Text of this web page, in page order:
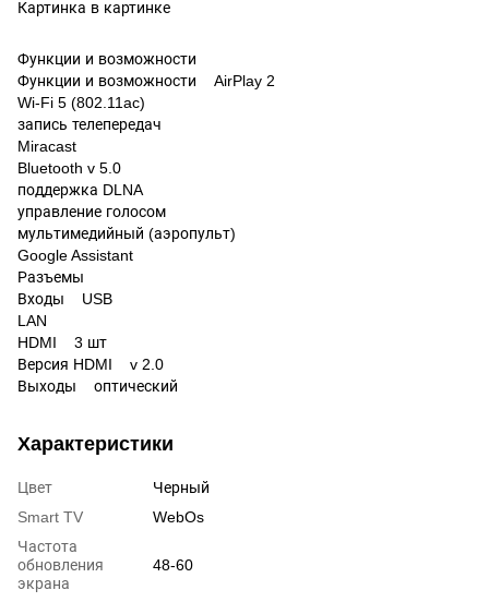
Картинка в картинке
Функции и возможности
Функции и возможности AirPlay 2
Wi-Fi 5 (802.11ac)
запись телепередач
Miracast
Bluetooth v 5.0
поддержка DLNA
управление голосом
мультимедийный (аэропульт)
Google Assistant
Разъемы
Входы USB
LAN
HDMI 3 шт
Версия HDMI v 2.0
Выходы оптический
Характеристики
Цвет
Черный
Smart TV
WebOs
Частота
обновления
экрана
48-60